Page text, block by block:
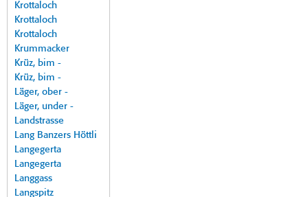
Krottaloch
Krottaloch
Krottaloch
Krummacker
Krüz, bim -
Krüz, bim -
Läger, ober -
Läger, under -
Landstrasse
Lang Banzers Höttli
Langegerta
Langegerta
Langgass
Langspitz